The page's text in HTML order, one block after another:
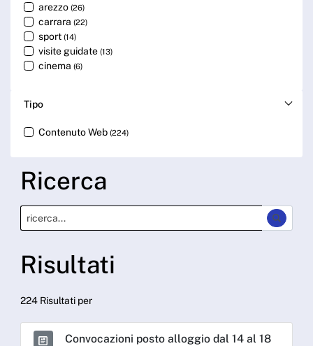
arezzo (26)
carrara (22)
sport (14)
visite guidate (13)
cinema (6)
Tipo
Contenuto Web (224)
Ricerca
Risultati
224 Risultati per
Convocazioni posto alloggio dal 14 al 18